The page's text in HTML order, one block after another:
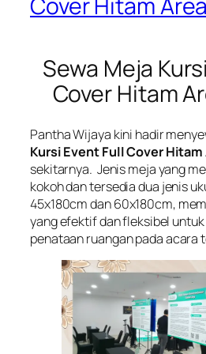
Sewa Meja
Cover Hitam
Pantha Wijaya kini hadir
Kursi Event Full Cover Hitam
sekitarnya. Jenis meja yang
kokoh dan tersedia dua jenis
45x180cm dan 60x180cm,
yang efektif dan fleksibel
penataan ruangan pada acara